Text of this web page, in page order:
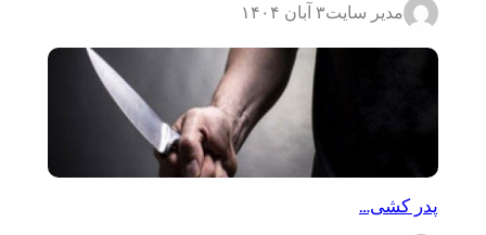
مدیر سایت۳ آبان ۱۴۰۴
پدر کشی…